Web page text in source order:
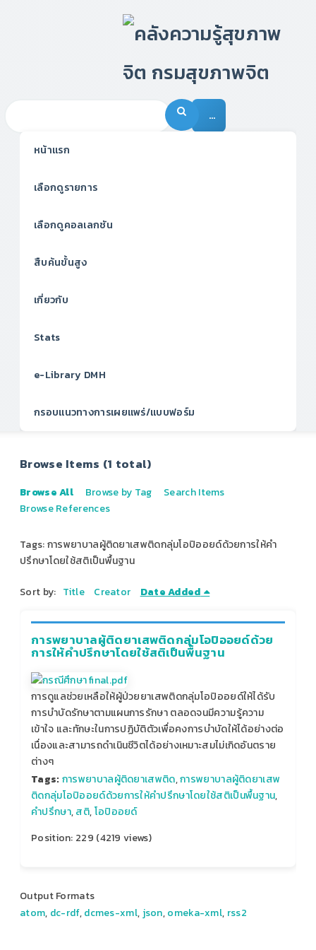
…
หน้าแรก
เลือกดูรายการ
เลือกดูคอลเลกชัน
สืบค้นขั้นสูง
เกี่ยวกับ
Stats
e-Library DMH
กรอบแนวทางการเผยแพร่/แบบฟอร์ม
Browse Items (1 total)
Browse All Browse by Tag
Search Items
Browse References
Tags: การพยาบาลผู้ติดยาเสพติดกลุ่มโอปิออยด์ด้วยการให้คำ
ปรึกษาโดยใช้สติเป็นพื้นฐาน
Sort by: Title Creator Date Added
การพยาบาลผู้ติดยาเสพติดกลุ่มโอปิออยด์ด้วย
การให้คำปรึกษาโดยใช้สติเป็นพื้นฐาน
การดูแลช่วยเหลือให้ผู้ป่วยยาเสพติดกลุ่มโอปิออยด์ให้ได้รับ
การบำบัดรักษาตามแผนการรักษา ตลอดจนมีความรู้ความ
เข้าใจ และทักษะในการปฏิบัติตัวเพื่อคงการบำบัดให้ได้อย่างต่อ
เนื่องและสามารถดำเนินชีวิตได้อย่างเหมาะสมไม่เกิดอันตราย
ต่างๆ
Tags: การพยาบาลผู้ติดยาเสพติด,การพยาบาลผู้ติดยาเสพ
ติดกลุ่มโอปิออยด์ด้วยการให้คำปรึกษาโดยใช้สติเป็นพื้นฐาน,
คำปรึกษา,สติ,โอปิออยด์
Position: 229 (4219 views)
Output Formats
atom, dc-rdf,dcmes-xml, json,omeka-xml, rss2